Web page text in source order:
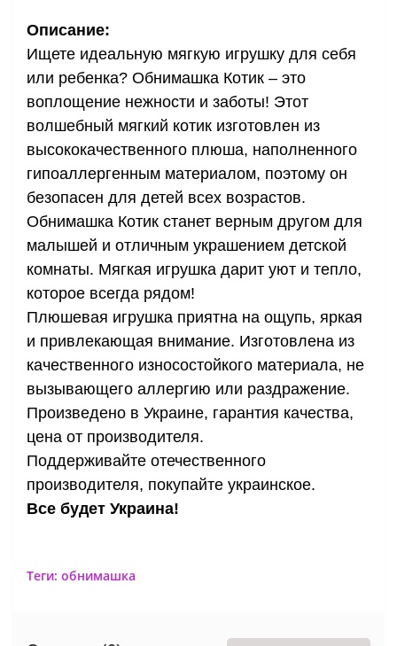
Описание:
Ищете идеальную мягкую игрушку для себя
или ребенка? Обнимашка Котик – это
воплощение нежности и заботы! Этот
волшебный мягкий котик изготовлен из
высококачественного плюша, наполненного
гипоаллергенным материалом, поэтому он
безопасен для детей всех возрастов.
Обнимашка Котик станет верным другом для
малышей и отличным украшением детской
комнаты. Мягкая игрушка дарит уют и тепло,
которое всегда рядом!
Плюшевая игрушка приятна на ощупь, яркая
и привлекающая внимание. Изготовлена из
качественного износостойкого материала, не
вызывающего аллергию или раздражение.
Произведено в Украине, гарантия качества,
цена от производителя.
Поддерживайте отечественного
производителя, покупайте украинское.
Все будет Украина!
Теги: обнимашка